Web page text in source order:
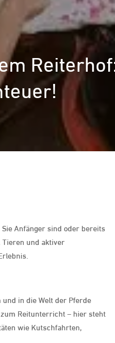
Anfänger sind oder bereits
Tieren und aktiver
in die Welt der Pferde
Reitunterricht – hier steht
wie Kutschfahrten,